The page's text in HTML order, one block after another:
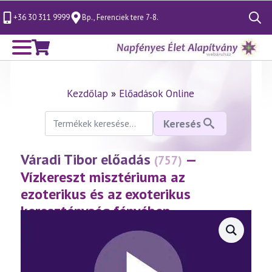
+36 30 311 9999 Bp., Ferenciek tere 7-8.
Search
for:
Kezdőlap » Előadások Online
Keresés
következőre:
Keresés
Váradi Tibor előadás (757) —
Vízkereszt misztériuma az
ezoterikus és az exoterikus
kereszténység fényében